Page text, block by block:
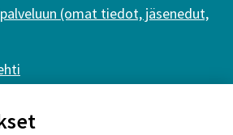
(omat tiedot, jäsenedut,